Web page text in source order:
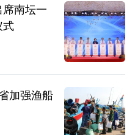
南坛一
式
加强渔船